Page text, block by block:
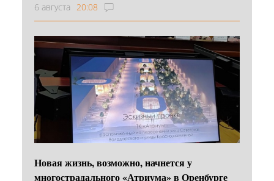
6 августа 20:08
Новая жизнь, возможно, начнется у
многострадального «Атриума» в Оренбурге